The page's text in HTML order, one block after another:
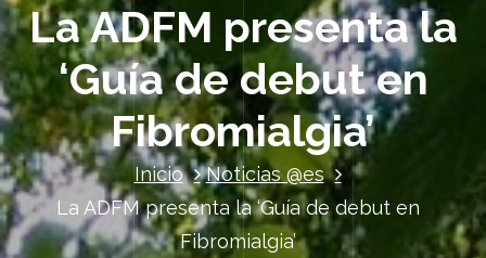
La ADFM presenta la
‘Guía de debut en
Fibromialgia’
Inicio
Noticias @es
La ADFM presenta la ‘Guía de debut en
Fibromialgia’